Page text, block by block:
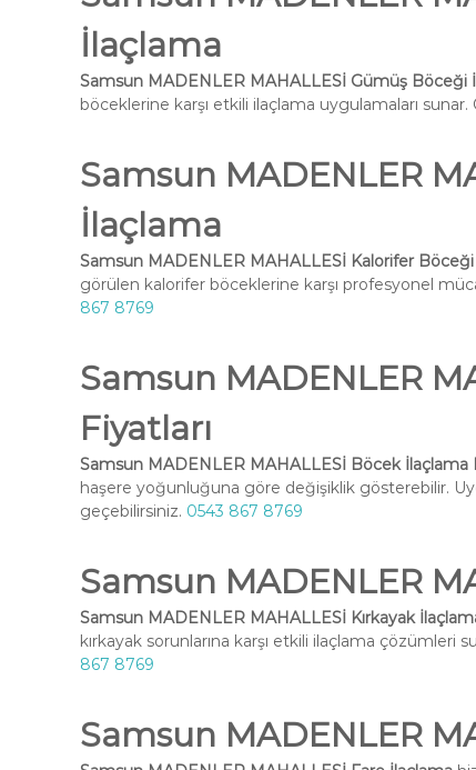
İlaçlama
Samsun MADENLER MAHALLESİ Gümüş Böceği
böceklerine karşı etkili ilaçlama uygulamaları
Samsun MADENLER
İlaçlama
Samsun MADENLER MAHALLESİ Kalorifer
görülen kalorifer böceklerine karşı profesyonel
867 8769
Samsun MADENLER
Fiyatları
Samsun MADENLER MAHALLESİ Böcek İlaçlama
haşere yoğunluğuna göre değişiklik gösterebilir.
geçebilirsiniz. 0543 867 8769
Samsun MADENLER
Samsun MADENLER MAHALLESİ Kırkayak
kırkayak sorunlarına karşı etkili ilaçlama çözümleri
867 8769
Samsun MADENLER